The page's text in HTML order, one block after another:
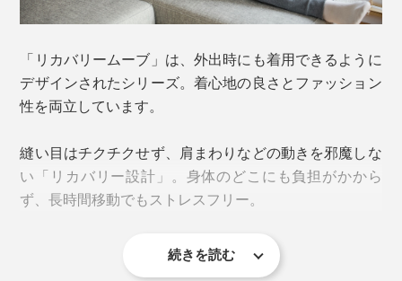
「リカバリームーブ」は、外出時にも着用できるように
デザインされたシリーズ。着心地の良さとファッション
性を両立しています。
縫い目はチクチクせず、肩まわりなどの動きを邪魔しな
い「リカバリー設計」。身体のどこにも負担がかから
ず、長時間移動でもストレスフリー。
デザインは、鮮やかなネオンオレンジがアクセントに効
続きを読む